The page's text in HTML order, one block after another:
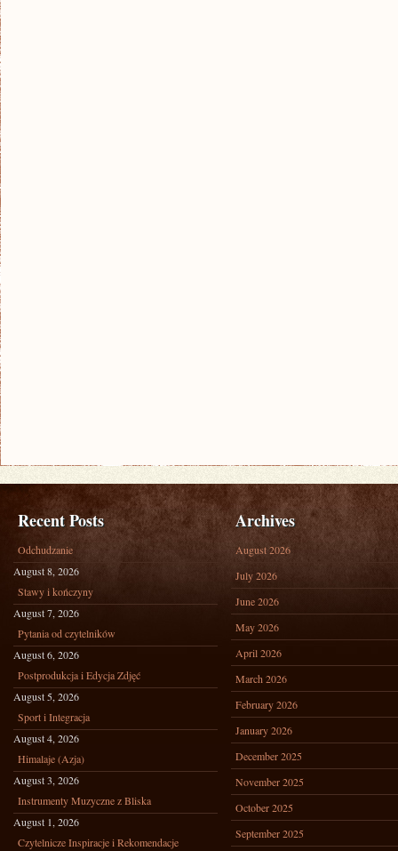
Recent Posts
Odchudzanie
August 8, 2026
Stawy i kończyny
August 7, 2026
Pytania od czytelników
August 6, 2026
Postprodukcja i Edycja Zdjęć
August 5, 2026
Sport i Integracja
August 4, 2026
Himalaje (Azja)
August 3, 2026
Instrumenty Muzyczne z Bliska
August 1, 2026
Czytelnicze Inspiracje i Rekomendacje
Archives
August 2026
July 2026
June 2026
May 2026
April 2026
March 2026
February 2026
January 2026
December 2025
November 2025
October 2025
September 2025